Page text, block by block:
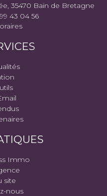
35470 Bain de Bretagne
43 04 56
Immo
site
nous